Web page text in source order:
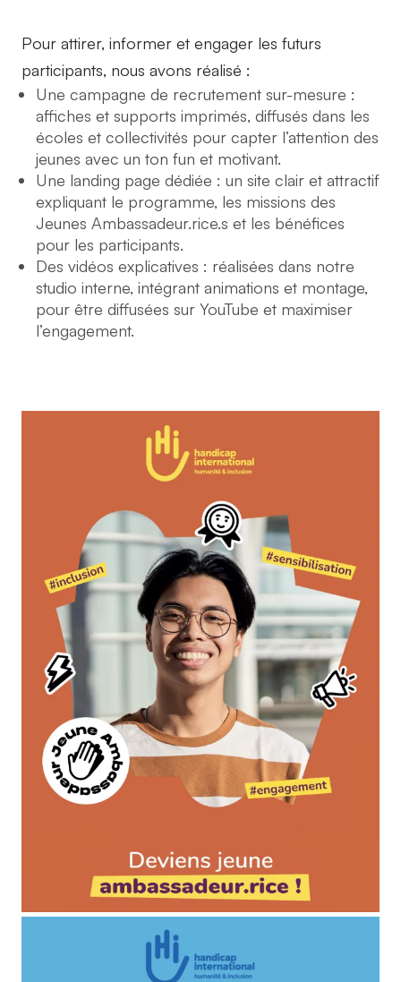
Pour attirer, informer et engager les futurs
participants, nous avons réalisé :
Une campagne de recrutement sur-mesure :
affiches et supports imprimés, diffusés dans les
écoles et collectivités pour capter l’attention des
jeunes avec un ton fun et motivant.
Une landing page dédiée : un site clair et attractif
expliquant le programme, les missions des
Jeunes Ambassadeur.rice.s et les bénéfices
pour les participants.
Des vidéos explicatives : réalisées dans notre
studio interne, intégrant animations et montage,
pour être diffusées sur YouTube et maximiser
l’engagement.